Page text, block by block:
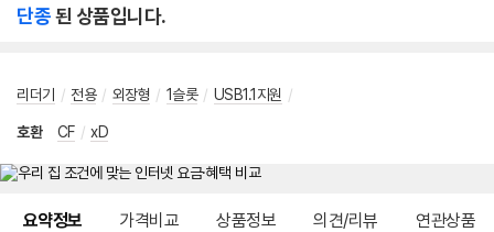
단종된 상품입니다.
리더기 / 전용 / 외장형 / 1슬롯 / USB1.1지원 /
호환 CF / xD
요약정보 가격비교 상품정보 의견/리뷰 연관상품